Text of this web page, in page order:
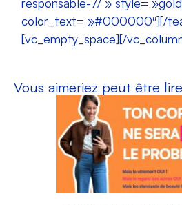
color_text= »#000000″][/
[vc_empty_space][/
Vous aimeriez peut être